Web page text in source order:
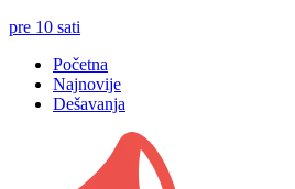
pre 10 sati
Početna
Najnovije
Dešavanja